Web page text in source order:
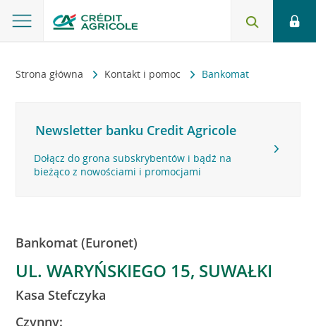
Strona główna Kontakt i pomoc Bankomat
Newsletter banku Credit Agricole
Dołącz do grona subskrybentów i bądź na
bieżąco z nowościami i promocjami
Bankomat (Euronet)
UL. WARYŃSKIEGO 15, SUWAŁKI
Kasa Stefczyka
Czynny: